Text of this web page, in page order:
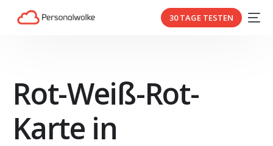
30 TAGE TESTEN
Rot-Weiß-Rot-
Karte in